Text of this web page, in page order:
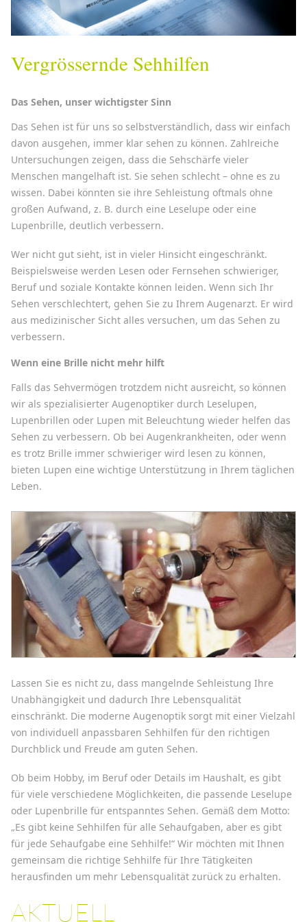
Vergrössernde Sehhilfen
Das Sehen, unser wichtigster Sinn
Das Sehen ist für uns so selbstverständlich, dass wir einfach
davon ausgehen, immer klar sehen zu können. Zahlreiche
Untersuchungen zeigen, dass die Sehschärfe vieler
Menschen mangelhaft ist. Sie sehen schlecht – ohne es zu
wissen. Dabei könnten sie ihre Sehleistung oftmals ohne
großen Aufwand, z. B. durch eine Leselupe oder eine
Lupenbrille, deutlich verbessern.
Wer nicht gut sieht, ist in vieler Hinsicht eingeschränkt.
Beispielsweise werden Lesen oder Fernsehen schwieriger,
Beruf und soziale Kontakte können leiden. Wenn sich Ihr
Sehen verschlechtert, gehen Sie zu Ihrem Augenarzt. Er wird
aus medizinischer Sicht alles versuchen, um das Sehen zu
verbessern.
Wenn eine Brille nicht mehr hilft
Falls das Sehvermögen trotzdem nicht ausreicht, so können
wir als spezialisierter Augenoptiker durch Leselupen,
Lupenbrillen oder Lupen mit Beleuchtung wieder helfen das
Sehen zu verbessern. Ob bei Augenkrankheiten, oder wenn
es trotz Brille immer schwieriger wird lesen zu können,
bieten Lupen eine wichtige Unterstützung in Ihrem täglichen
Leben.
Lassen Sie es nicht zu, dass mangelnde Sehleistung Ihre
Unabhängigkeit und dadurch Ihre Lebensqualität
einschränkt. Die moderne Augenoptik sorgt mit einer Vielzahl
von individuell anpassbaren Sehhilfen für den richtigen
Durchblick und Freude am guten Sehen.
Ob beim Hobby, im Beruf oder Details im Haushalt, es gibt
für viele verschiedene Möglichkeiten, die passende Leselupe
oder Lupenbrille für entspanntes Sehen. Gemäß dem Motto:
„Es gibt keine Sehhilfen für alle Sehaufgaben, aber es gibt
für jede Sehaufgabe eine Sehhilfe!“ Wir möchten mit Ihnen
gemeinsam die richtige Sehhilfe für Ihre Tätigkeiten
herausfinden um mehr Lebensqualität zurück zu erhalten.
AKTUELL